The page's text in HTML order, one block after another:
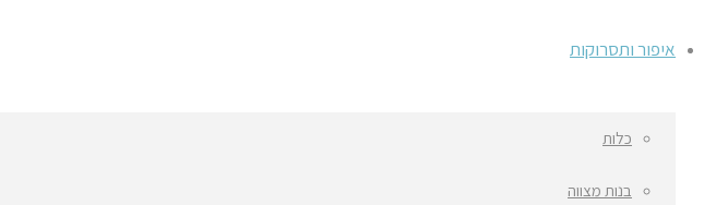
איפור ותסרוקות
כלות
בנות מצווה